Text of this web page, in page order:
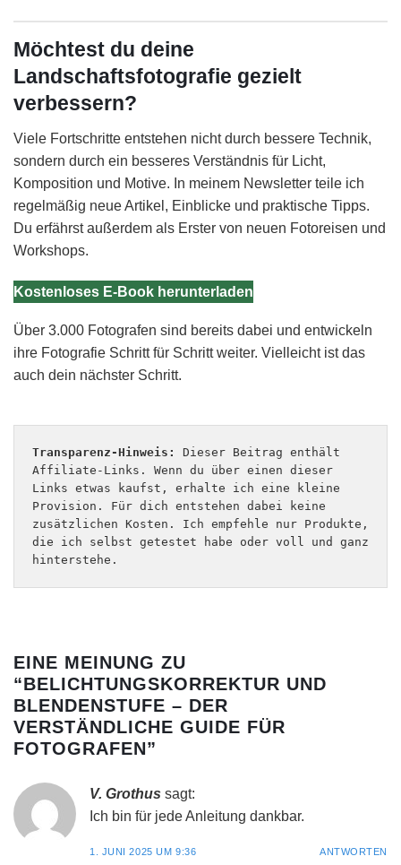
Möchtest du deine
Landschaftsfotografie gezielt
verbessern?
Viele Fortschritte entstehen nicht durch bessere Technik,
sondern durch ein besseres Verständnis für Licht,
Komposition und Motive. In meinem Newsletter teile ich
regelmäßig neue Artikel, Einblicke und praktische Tipps.
Du erfährst außerdem als Erster von neuen Fotoreisen und
Workshops.
Kostenloses E-Book herunterladen
Über 3.000 Fotografen sind bereits dabei und entwickeln
ihre Fotografie Schritt für Schritt weiter. Vielleicht ist das
auch dein nächster Schritt.
Transparenz-Hinweis:
Dieser Beitrag enthält
Affiliate-Links. Wenn du über einen dieser
Links etwas kaufst, erhalte ich eine kleine
Provision. Für dich entstehen dabei keine
zusätzlichen Kosten. Ich empfehle nur Produkte,
die ich selbst getestet habe oder voll und ganz
hinterstehe.
EINE MEINUNG ZU
“BELICHTUNGSKORREKTUR UND
BLENDENSTUFE – DER
VERSTÄNDLICHE GUIDE FÜR
FOTOGRAFEN”
V. Grothus sagt:
Ich bin für jede Anleitung dankbar.
1. JUNI 2025 UM 9:36 ANTWORTEN